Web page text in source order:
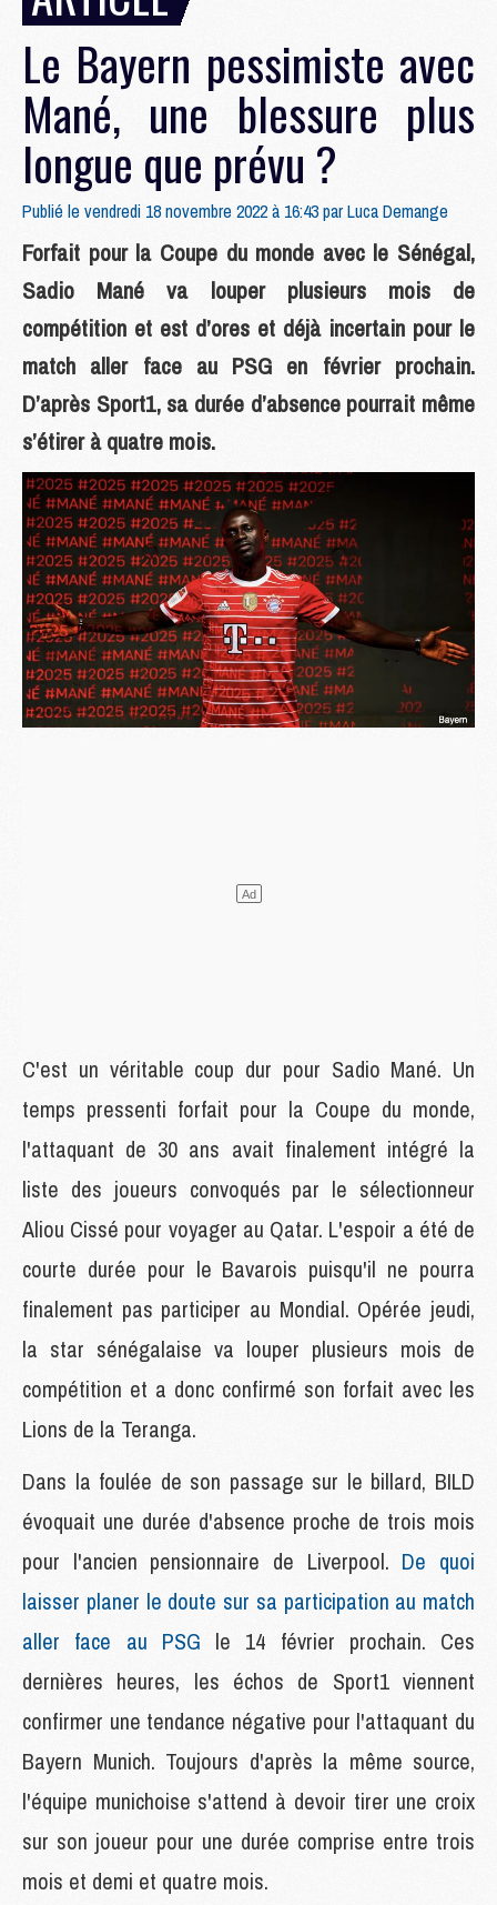
Le Bayern pessimiste avec
Mané, une blessure plus
longue que prévu ?
Publié le vendredi 18 novembre 2022 à 16:43 parLuca Demange
Forfait pour la Coupe du monde avec le Sénégal,
Sadio Mané va louper plusieurs mois de
compétition et est d’ores et déjà incertain pour le
match aller face au PSG en février prochain.
D’après Sport1, sa durée d’absence pourrait même
s’étirer à quatre mois.
C'est un véritable coup dur pour Sadio Mané. Un
temps pressenti forfait pour la Coupe du monde,
l'attaquant de 30 ans avait finalement intégré la
liste des joueurs convoqués par le sélectionneur
Aliou Cissé pour voyager au Qatar. L'espoir a été de
courte durée pour le Bavarois puisqu'il ne pourra
finalement pas participer au Mondial. Opérée jeudi,
la star sénégalaise va louper plusieurs mois de
compétition et a donc confirmé son forfait avec les
Lions de la Teranga.
Dans la foulée de son passage sur le billard, BILD
évoquait une durée d'absence proche de trois mois
pour l'ancien pensionnaire de Liverpool. De quoi
laisser planer le doute sur sa participation au match
aller face au PSG le 14 février prochain. Ces
dernières heures, les échos de Sport1 viennent
confirmer une tendance négative pour l'attaquant du
Bayern Munich. Toujours d'après la même source,
l'équipe munichoise s'attend à devoir tirer une croix
sur son joueur pour une durée comprise entre trois
mois et demi et quatre mois.